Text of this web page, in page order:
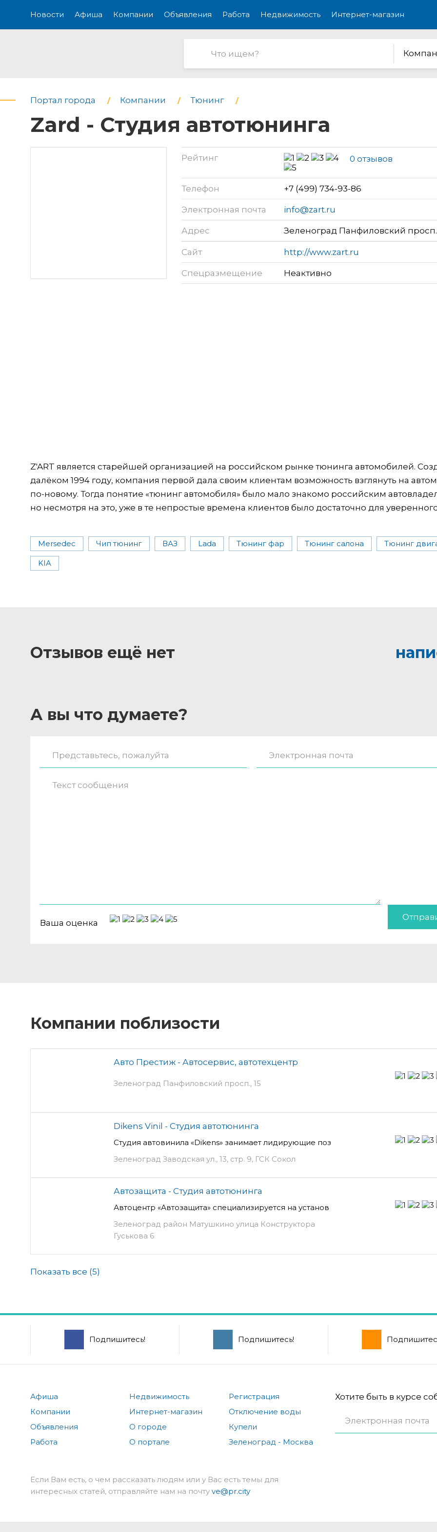
Новости Афиша Компании Объявления Работа Недвижимость Интернет-магазин
Портал города Компании Тюнинг
Zard - Студия автотюнинга
Рейтинг 0 отзывов
Телефон +7 (499) 734-93-86
Электронная почта info@zart.ru
Адрес Зеленоград Панфиловский просп.,
Сайт http://www.zart.ru
Спецразмещение Неактивно
Z'ART является старейшей организацией на российском рынке тюнинга автомобилей.
далёком 1994 году, компания первой дала своим клиентам возможность взглянуть на
по-новому. Тогда понятие «тюнинг автомобиля» было мало знакомо российским
но несмотря на это, уже в те непростые времена клиентов было достаточно для
Mersedec Чип тюнинг ВАЗ Lada Тюнинг фар Тюнинг салона Тюнинг
KIA
Отзывов ещё нет
А вы что думаете?
Ваша оценка
Компании поблизости
Авто Престиж - Автосервис, автотехцентр
Зеленоград Панфиловский просп., 15
Dikens Vinil - Студия автотюнинга
Студия автовинила «Dikens» занимает лидирующие поз
Зеленоград Заводская ул., 13, стр. 9, ГСК Сокол
Автозащита - Студия автотюнинга
Автоцентр «Автозащита» специализируется на установ
Зеленоград район Матушкино улица Конструктора
Гуськова 6
Показать все (5)
Подпишитесь! Подпишитесь!
Афиша
Компании
Объявления
Работа
Недвижимость
Интернет-магазин
О городе
О портале
Регистрация
Отключение воды
Купели
Зеленоград - Москва
Хотите быть в курсе
Если Вам есть, о чем рассказать людям или у Вас есть темы для
интересных статей, отправляйте нам на почту ve@pr.city